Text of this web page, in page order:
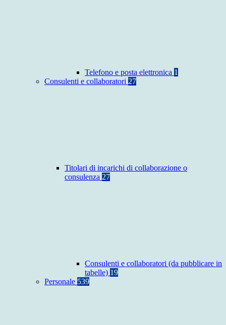
Telefono e posta elettronica 1
Consulenti e collaboratori 27
Titolari di incarichi di collaborazione o
consulenza 27
Consulenti e collaboratori (da pubblicare in
tabelle) 19
Personale 539